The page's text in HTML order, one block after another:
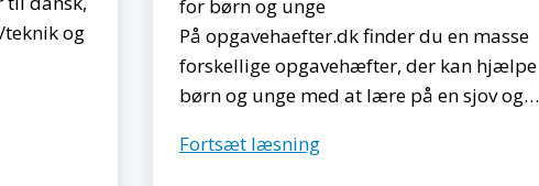
og
for børn og unge
På opgavehaefter.dk finder du en masse
forskellige opgavehæfter, der kan hjælpe
børn og unge med at lære på en sjov og…
Fortsæt læsningOpgavehæfter.dk